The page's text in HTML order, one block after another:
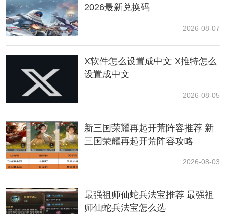
4、通过单指来挪动界限的位置，双指拖动屏幕，旋转直
线界限的方向或是缩放圆形界限的大小。
2026最新兑换码
2026-08-07
X软件怎么设置成中文 X推特怎么
设置成中文
2026-08-05
新三国荣耀再起开荒阵容推荐 新
三国荣耀再起开荒阵容攻略
2026-08-03
最强祖师仙蛇兵法宝推荐 最强祖
师仙蛇兵法宝怎么选